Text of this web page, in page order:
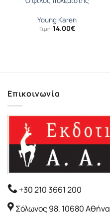
Young Karen
Τιμή: 14.00€
Επικοινωνία
+30 210 3661 200
Σόλωνος 98, 10680 Αθήνα